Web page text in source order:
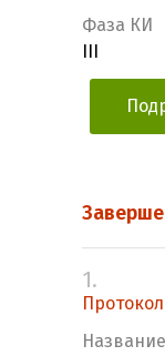
Фаза КИ
1.